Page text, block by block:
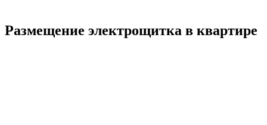
Размещение электрощитка в квартире